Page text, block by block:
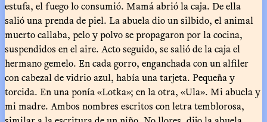
estufa, el fuego lo consumió. Mamá abrió la caja. De ella
salió una prenda de piel. La abuela dio un silbido, el animal
muerto callaba, pelo y polvo se propagaron por la cocina,
suspendidos en el aire. Acto seguido, se salió de la caja el
hermano gemelo. En cada gorro, enganchada con un alfiler
con cabezal de vidrio azul, había una tarjeta. Pequeña y
torcida. En una ponía «Lotka»; en la otra, «Ula». Mi abuela y
mi madre. Ambos nombres escritos con letra temblorosa,